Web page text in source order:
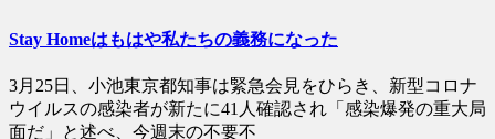
Stay Homeはもはや私たちの義務になった
3月25日、小池東京都知事は緊急会見をひらき、新型コロナ
ウイルスの感染者が新たに41人確認され「感染爆発の重大局
面だ」と述べ、今週末の不要不